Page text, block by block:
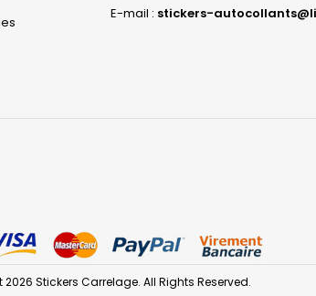
Stickers Carrelage. All Rights Reserved.
E-mail : stickers-